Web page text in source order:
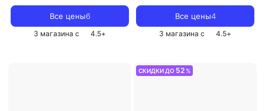
Все цены6
3 магазина с 4.5+
Все цены4
3 магазина с 4.5+
СКИДКИ ДО 52 %